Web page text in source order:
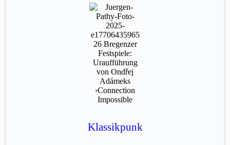
Klassikpunk